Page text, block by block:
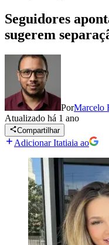
Seguidores
sugerem
PorMarcelo
Atualizado há 1 ano
Compartilhar
Adicionar Itatiaia ao